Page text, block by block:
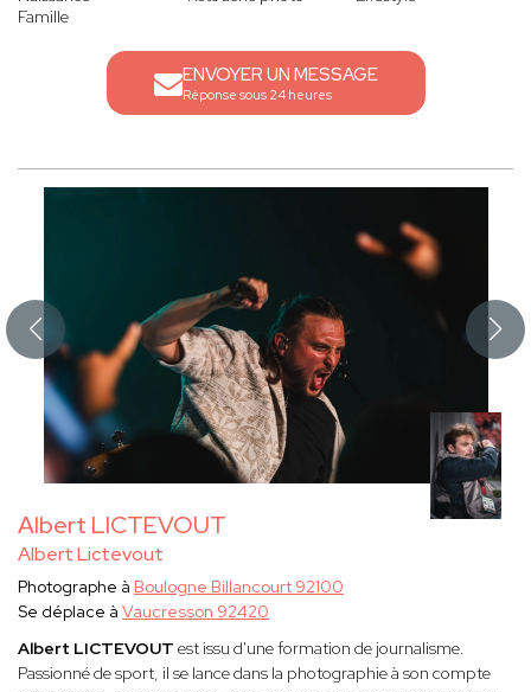
Famille
ENVOYER UN MESSAGE
Réponse sous 24 heures
Albert LICTEVOUT
Albert Lictevout
Photographe à Boulogne Billancourt 92100
Se déplace à Vaucresson 92420
Albert LICTEVOUT est issu d'une formation de journalisme.
Passionné de sport, il se lance dans la photographie à son compte